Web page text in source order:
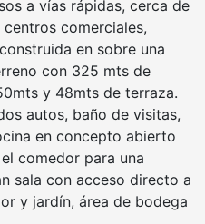
a vías rápidas, cerca de
comerciales,
en sobre una
con 325 mts de
y 48mts de terraza.
autos, baño de visitas,
en concepto abierto
comedor para una
sala con acceso directo a
y jardín, área de bodega